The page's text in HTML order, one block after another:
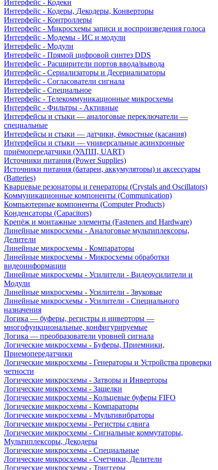
Интерфейс - Кодеки
Интерфейс - Кодеры, Декодеры, Конверторы
Интерфейс - Контроллеры
Интерфейс - Микросхемы записи и воспроизведения голоса
Интерфейс - Модемы - ИС и модули
Интерфейс - Модули
Интерфейс - Прямой цифровой синтез DDS
Интерфейс - Расширители портов ввода/вывода
Интерфейс - Сериализаторы и Десериализаторы
Интерфейс - Согласователи сигнала
Интерфейс - Специальное
Интерфейс - Телекоммуникационные микросхемы
Интерфейс - Фильтры - Активные
Интерфейсы и стыки — аналоговые переключатели —
специальные
Интерфейсы и стыки — датчики, ёмкостные (касания)
Интерфейсы и стыки — универсальные асинхронные
приёмопередатчики (УАПП, UART)
Источники питания (Power Supplies)
Источники питания (батареи, аккумуляторы) и аксессуары
(Batteries)
Кварцевые резонаторы и генераторы (Crystals and Oscillators)
Коммуникационные компоненты (Communication)
Компьютерные компоненты (Computer Products)
Конденсаторы (Capacitors)
Крепёж и монтажные элементы (Fasteners and Hardware)
Линейные микросхемы - Аналоговые мультиплексоры,
Делители
Линейные микросхемы - Компараторы
Линейные микросхемы - Микросхемы обработки
видеоинформации
Линейные микросхемы - Усилители - Видеоусилители и
Модули
Линейные микросхемы - Усилители - Звуковые
Линейные микросхемы - Усилители - Специального
назначения
Логика — буферы, регистры и инверторы —
многофункциональные, конфигурируемые
Логика — преобразователи уровней сигнала
Логические микросхемы - Буферы, Приемники,
Приемопередатчики
Логические микросхемы - Генераторы и Устройства проверки
четности
Логические микросхемы - Затворы и Инверторы
Логические микросхемы - Защелки
Логические микросхемы - Кольцевые буферы FIFO
Логические микросхемы - Компараторы
Логические микросхемы - Мультивибраторы
Логические микросхемы - Регистры сдвига
Логические микросхемы - Сигнальные коммутаторы,
Мультиплексоры, Декодеры
Логические микросхемы - Специальные
Логические микросхемы - Счетчики, Делители
Логические микросхемы - Триггеры